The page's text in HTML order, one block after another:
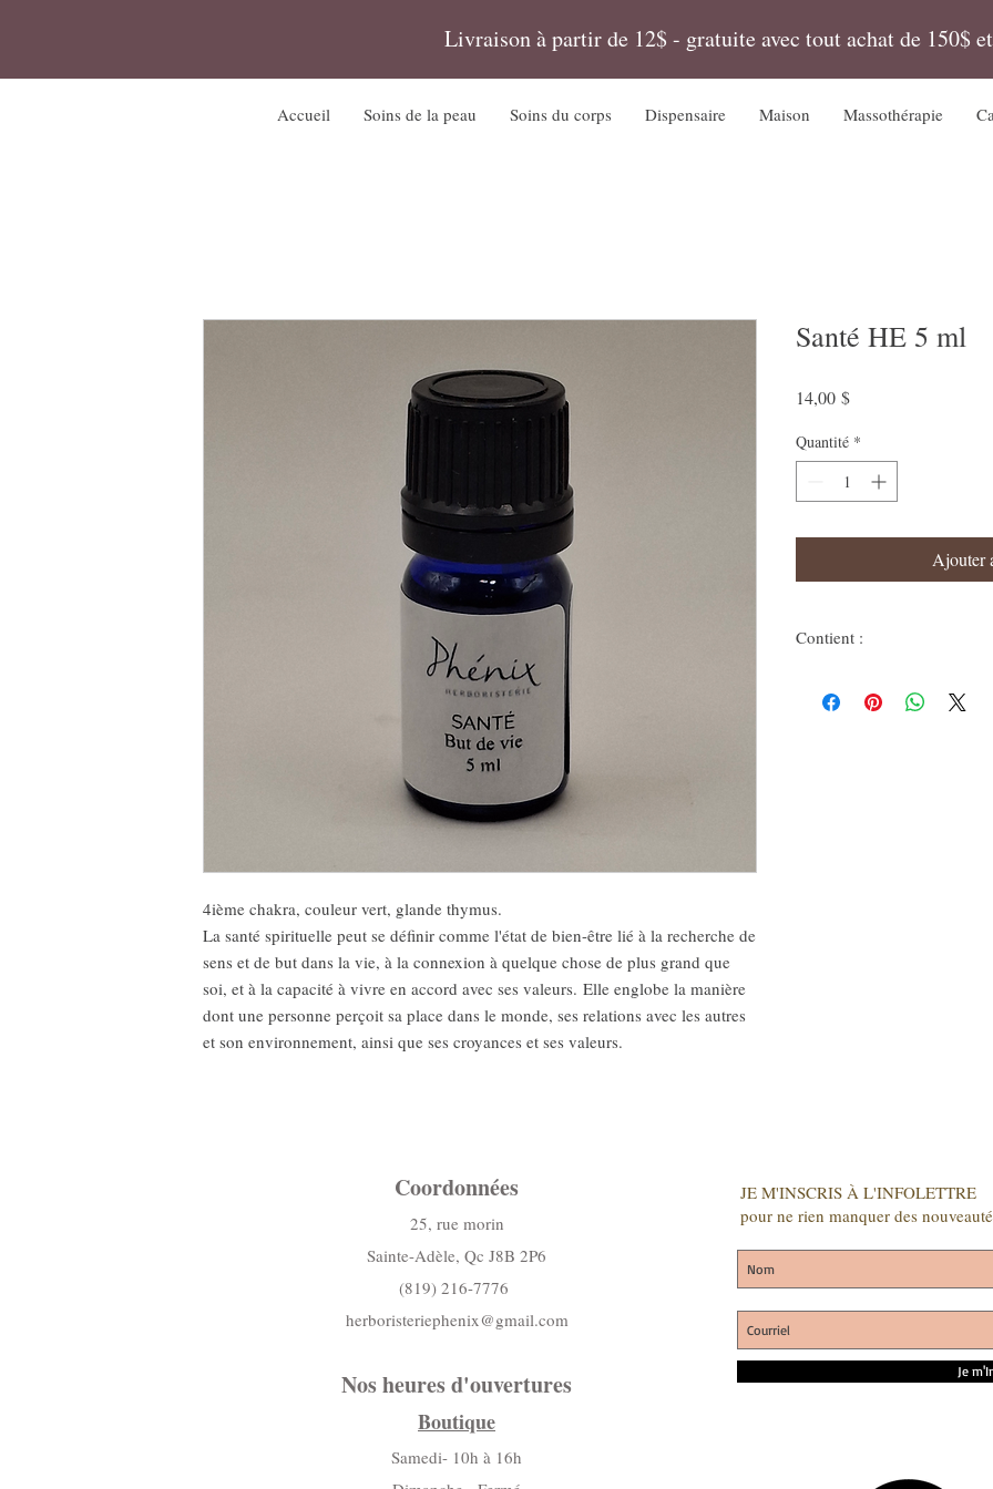
Livraison à partir de 12$ - gratuite avec tout achat de 150$
Accueil Soins de la peau Soins du corps Dispensaire Maison Massothérapie
4ième chakra, couleur vert, glande thymus.
La santé spirituelle peut se définir comme l'état de bien-être lié à la recherche de
sens et de but dans la vie, à la connexion à quelque chose de plus grand que
soi, et à la capacité à vivre en accord avec ses valeurs. Elle englobe la manière
dont une personne perçoit sa place dans le monde, ses relations avec les autres
et son environnement, ainsi que ses croyances et ses valeurs.
Santé HE 5 ml
14,00 $Prix
Quantité *
Ajouter
Contient :
Coordonnées
25, rue morin
Sainte-Adèle, Qc J8B 2P6
(819) 216-7776
herboristeriephenix@gmail.com
Nos heures d'ouvertures
Boutique
Samedi- 10h à 16h
JE M'INSCRIS À L'INFOLETTRE
pour ne rien manquer des
Je